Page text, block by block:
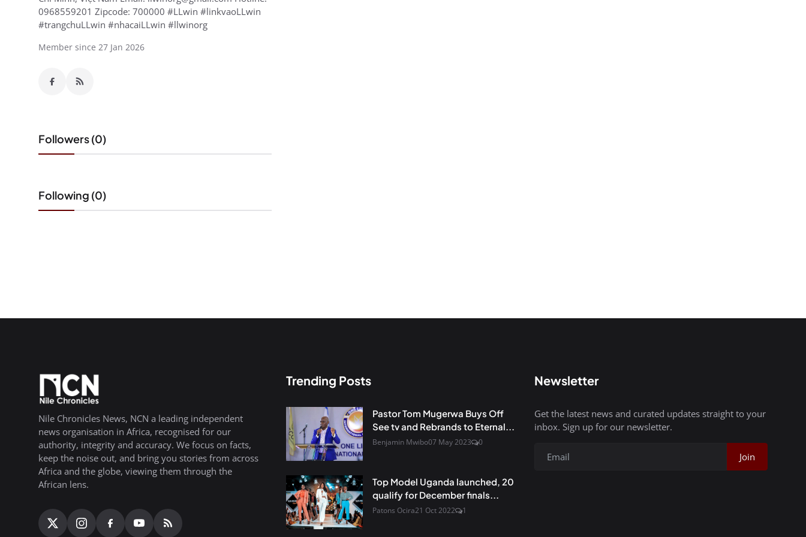
0968559201 Zipcode: 700000 #LLwin #linkvaoLLwin
#trangchuLLwin #nhacaiLLwin #llwinorg
Member since 27 Jan 2026
Followers (0)
Following (0)
Nile Chronicles News, NCN a leading independent
news organisation in Africa, recognised for our
authority, integrity and accuracy. We focus on facts,
keep the noise out, and bring you stories from across
Africa and the globe, viewing them through the
African lens.
Trending Posts
Pastor Tom Mugerwa Buys Off
See tv and Rebrands to Eternal...
Benjamin Mwibo07 May 2023 0
Top Model Uganda launched, 20
qualify for December finals...
Patons Ocira21 Oct 2022 1
Newsletter
Get the latest news and curated updates straight to your
inbox. Sign up for our newsletter.
Join